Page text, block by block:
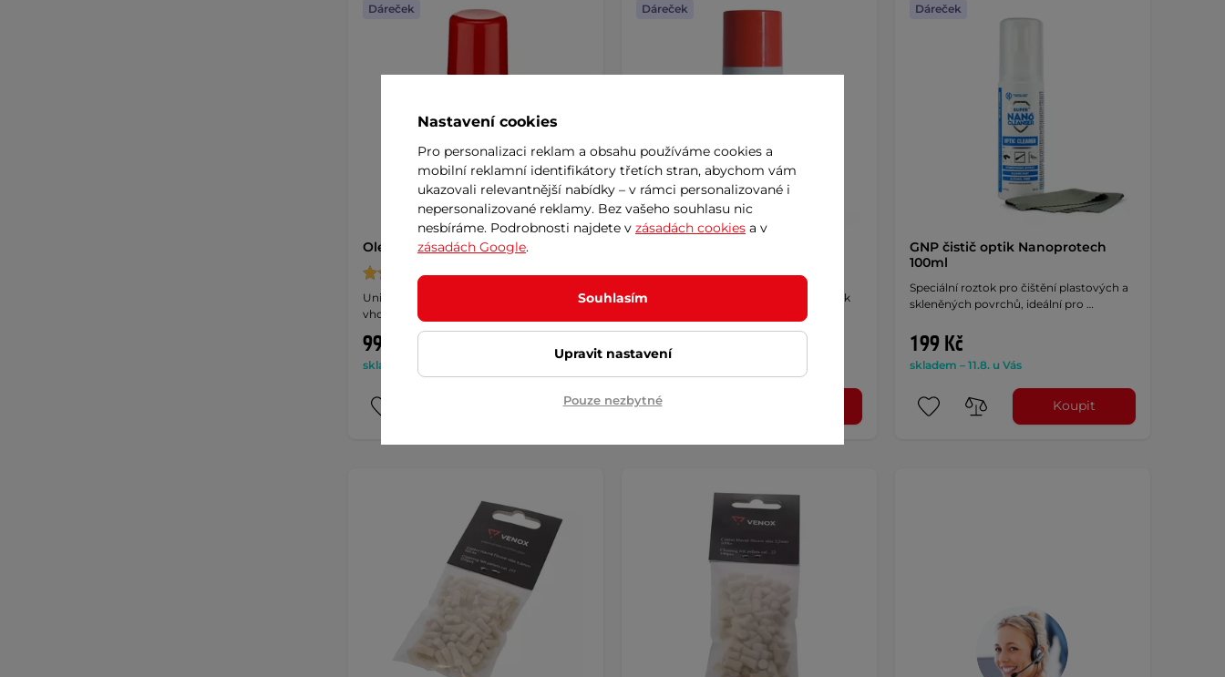
Dáreček
Olej ve spreji Ballistol 50ml
Univerzální čistící olej z přírodních látek
vhodný pro údržbu vzduchových …
99 Kč
skladem – 11.8. u Vás
Dáreček
Univerzální čistící olej z přírodních látek
vhodný pro údržbu vzduchových …
199 Kč
Dáreček
GNP čistič optik Nanoprotech
100ml
Speciální roztok pro čištění plastových a
skleněných povrchů, ideální pro …
199 Kč
skladem – 11.8. u Vás
Koupit
Nastavení cookies
Pro personalizaci reklam a obsahu používáme cookies a
mobilní reklamní identifikátory třetích stran, abychom vám
ukazovali relevantnější nabídky – v rámci personalizované i
nepersonalizované reklamy. Bez vašeho souhlasu nic
nesbíráme. Podrobnosti najdete v zásadách cookies a v
zásadách Google.
Souhlasím
Upravit nastavení
Pouze nezbytné